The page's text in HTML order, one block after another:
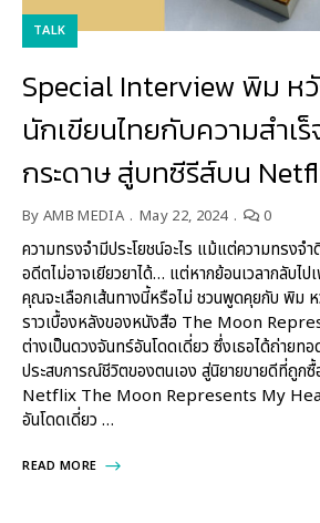
TALK
Special Interview พิม ห
นักเขียนไทยกับความสำเ
กระดาษ สู่บทซีรีส์บน
By AMB MEDIA May 22, 2024 0
ความทรงจำมีประโยชน์อะไร แม้แต่ความทรงจำ
อดีตไม่อาจเยียวยาได้… แต่หากย้อนเวลากลับไ
คุณจะเลือกเส้นทางนี้หรือไม่ ชวนพูดคุยกับ พิม
ราวเบื้องหลังของหนังสือ The Moon
ต่างเป็นดวงจันทร์อันโดดเดี่ยว ซึ่งเธอได้ถ่ายท
ประสบการณ์ชีวิตของตนเอง สู่นิยายขายดีที่ถูก
Netflix The Moon Represents My
อันโดดเดี่ยว …
READ MORE